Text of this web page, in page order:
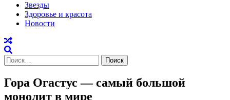
Звезды
Здоровье и красота
Новости
Найти:
Гора Огастус — самый большой
монолит в мире